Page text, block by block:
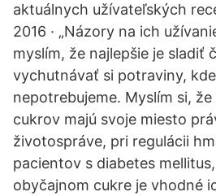
aktuálnych užívateľských
2016 · „Názory na ich
myslím, že najlepšie je sladiť
vychutnávať si potraviny,
nepotrebujeme. Myslím si,
cukrov majú svoje miesto
životospráve, pri regulácii
pacientov s diabetes
obyčajnom cukre je vhodné